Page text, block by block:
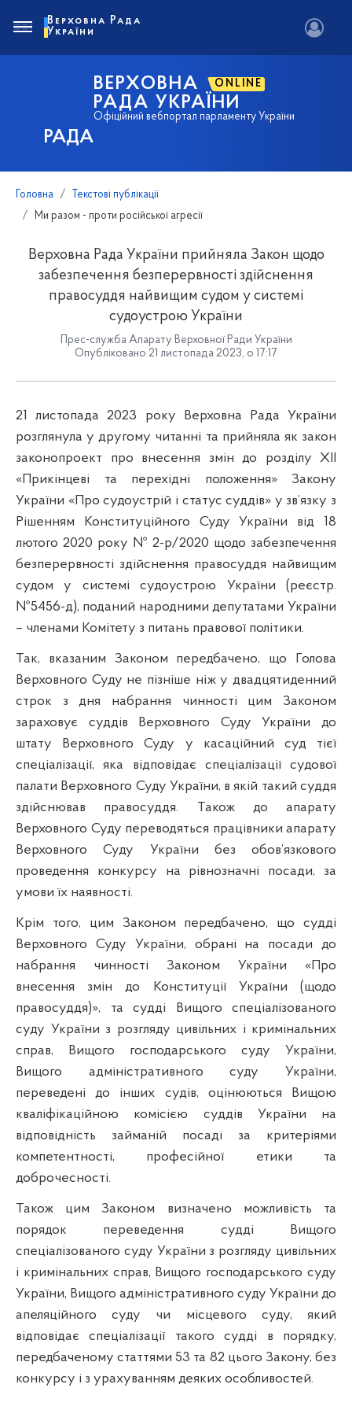
РАДА
ВЕРХОВНА ONLINE
РАДА УКРАЇНИ
Офіційний вебпортал парламенту України
Верховна Рада
України
Головна
Текстові публікації
Ми разом - проти російської агресії
Верховна Рада України прийняла Закон щодо
забезпечення безперервності здійснення
правосуддя найвищим судом у системі
судоустрою України
Прес-служба Апарату Верховної Ради України
Опубліковано 21 листопада 2023, о 17:17
21 листопада 2023 року Верховна Рада України
розглянула у другому читанні та прийняла як закон
законопроект про внесення змін до розділу ХІІ
«Прикінцеві та перехідні положення» Закону
України «Про судоустрій і статус суддів» у зв’язку з
Рішенням Конституційного Суду України від 18
лютого 2020 року № 2-р/2020 щодо забезпечення
безперервності здійснення правосуддя найвищим
судом у системі судоустрою України (реєстр.
№5456-д), поданий народними депутатами України
– членами Комітету з питань правової політики.
Так, вказаним Законом передбачено, що Голова
Верховного Суду не пізніше ніж у двадцятиденний
строк з дня набрання чинності цим Законом
зараховує суддів Верховного Суду України до
штату Верховного Суду у касаційний суд тієї
спеціалізації, яка відповідає спеціалізації судової
палати Верховного Суду України, в якій такий суддя
здійснював правосуддя. Також до апарату
Верховного Суду переводяться працівники апарату
Верховного Суду України без обов’язкового
проведення конкурсу на рівнозначні посади, за
умови їх наявності.
Крім того, цим Законом передбачено, що судді
Верховного Суду України, обрані на посади до
набрання чинності Законом України «Про
внесення змін до Конституції України (щодо
правосуддя)», та судді Вищого спеціалізованого
суду України з розгляду цивільних і кримінальних
справ, Вищого господарського суду України,
Вищого адміністративного суду України,
переведені до інших судів, оцінюються Вищою
кваліфікаційною комісією суддів України на
відповідність займаній посаді за критеріями
компетентності, професійної етики та
доброчесності.
Також цим Законом визначено можливість та
порядок переведення судді Вищого
спеціалізованого суду України з розгляду цивільних
і кримінальних справ, Вищого господарського суду
України, Вищого адміністративного суду України до
апеляційного суду чи місцевого суду, який
відповідає спеціалізації такого судді в порядку,
передбаченому статтями 53 та 82 цього Закону, без
конкурсу і з урахуванням деяких особливостей.